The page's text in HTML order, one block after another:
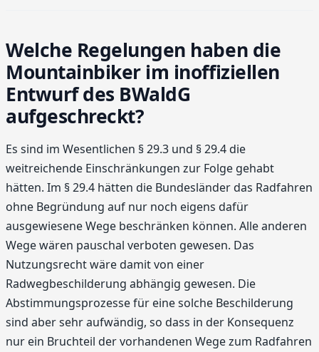
Welche Regelungen haben die
Mountainbiker im inoffiziellen
Entwurf des BWaldG
aufgeschreckt?
Es sind im Wesentlichen § 29.3 und § 29.4 die
weitreichende Einschränkungen zur Folge gehabt
hätten. Im § 29.4 hätten die Bundesländer das Radfahren
ohne Begründung auf nur noch eigens dafür
ausgewiesene Wege beschränken können. Alle anderen
Wege wären pauschal verboten gewesen. Das
Nutzungsrecht wäre damit von einer
Radwegbeschilderung abhängig gewesen. Die
Abstimmungsprozesse für eine solche Beschilderung
sind aber sehr aufwändig, so dass in der Konsequenz
nur ein Bruchteil der vorhandenen Wege zum Radfahren